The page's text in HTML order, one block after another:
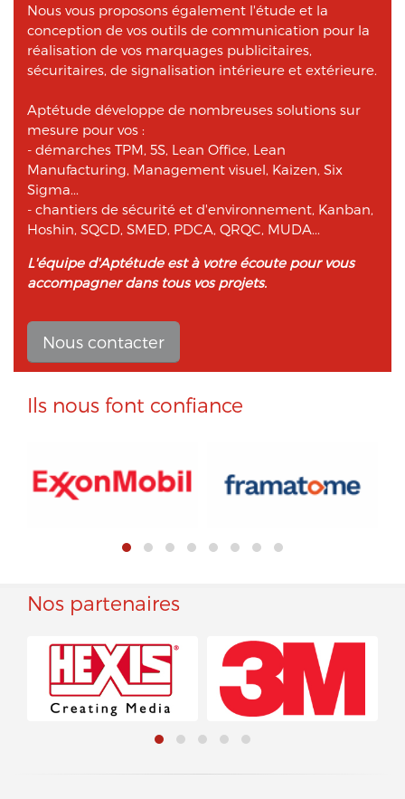
Nous vous proposons également l'étude et la
conception de vos outils de communication pour la
réalisation de vos marquages publicitaires,
sécuritaires, de signalisation intérieure et extérieure.
Aptétude développe de nombreuses solutions sur
mesure pour vos :
- démarches TPM, 5S, Lean Office, Lean
Manufacturing, Management visuel, Kaizen, Six
Sigma...
- chantiers de sécurité et d'environnement, Kanban,
Hoshin, SQCD, SMED, PDCA, QRQC, MUDA...
L'équipe d'Aptétude est à votre écoute pour vous
accompagner dans tous vos projets.
Nous contacter
Ils nous font confiance
Nos partenaires